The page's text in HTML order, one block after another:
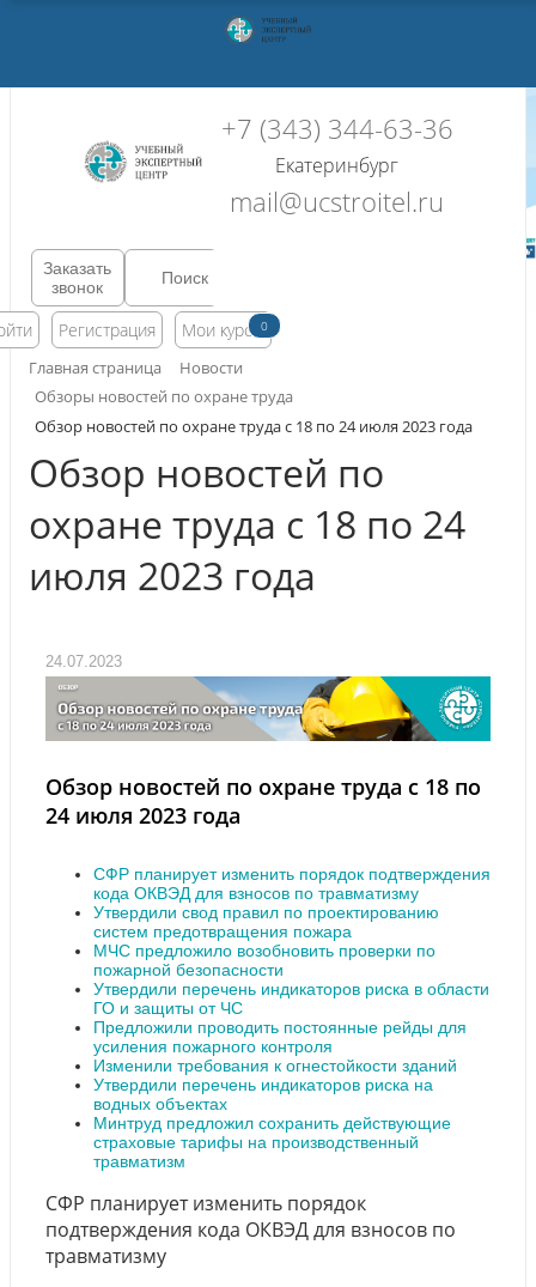
+7 (343) 344-63-36
Екатеринбург
mail@ucstroitel.ru
Заказать
звонок
Регистрация Мои курсы0
Главная страница
Новости
Обзоры новостей по охране труда
Обзор новостей по охране труда с 18 по 24 июля 2023 года
Обзор новостей по
охране труда с 18 по 24
июля 2023 года
24.07.2023
Обзор новостей по охране труда с 18 по
24 июля 2023 года
СФР планирует изменить порядок подтверждения
кода ОКВЭД для взносов по травматизму
Утвердили свод правил по проектированию
систем предотвращения пожара
МЧС предложило возобновить проверки по
пожарной безопасности
Утвердили перечень индикаторов риска в области
ГО и защиты от ЧС
Предложили проводить постоянные рейды для
усиления пожарного контроля
Изменили требования к огнестойкости зданий
Утвердили перечень индикаторов риска на
водных объектах
Минтруд предложил сохранить действующие
страховые тарифы на производственный
травматизм
СФР планирует изменить порядок
подтверждения кода ОКВЭД для взносов по
травматизму